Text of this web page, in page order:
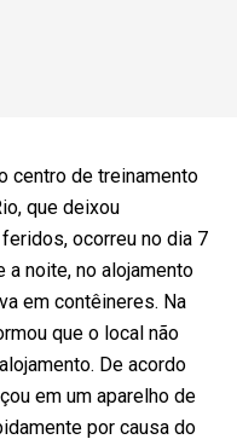
centro de treinamento
que deixou
ocorreu no dia 7
a noite, no alojamento
em contêineres. Na
que o local não
De acordo
em um aparelho de
por causa do